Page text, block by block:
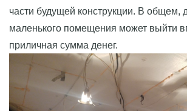
части будущей конструкции. В общем,
маленького помещения может выйти
приличная сумма денег.